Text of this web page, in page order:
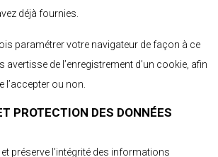
déjà fournies.
paramétrer votre navigateur de façon à ce
avertisse de l’enregistrement d’un cookie, afin
l’accepter ou non.
PROTECTION DES DONNÉES
et préserve l’intégrité des informations